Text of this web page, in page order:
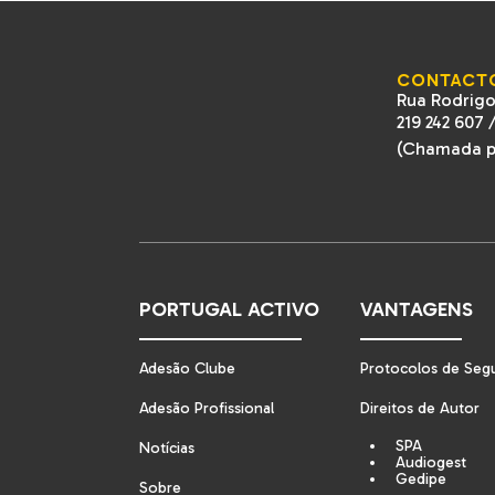
Rua
219 242 607
(Chamada
PORTUGAL ACTIVO
Adesão Clube
Adesão Profissional
Notícias
Sobre
VANTAGENS
Protocolos de
Direitos de Autor
SPA
Audiogest
Gedipe